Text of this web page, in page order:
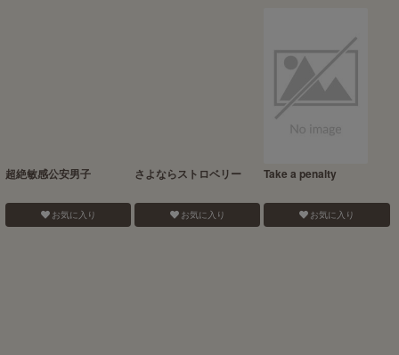
超絶敏感公安男子
お気に入り
さよならストロベリー
お気に入り
Take a penalty
お気に入り